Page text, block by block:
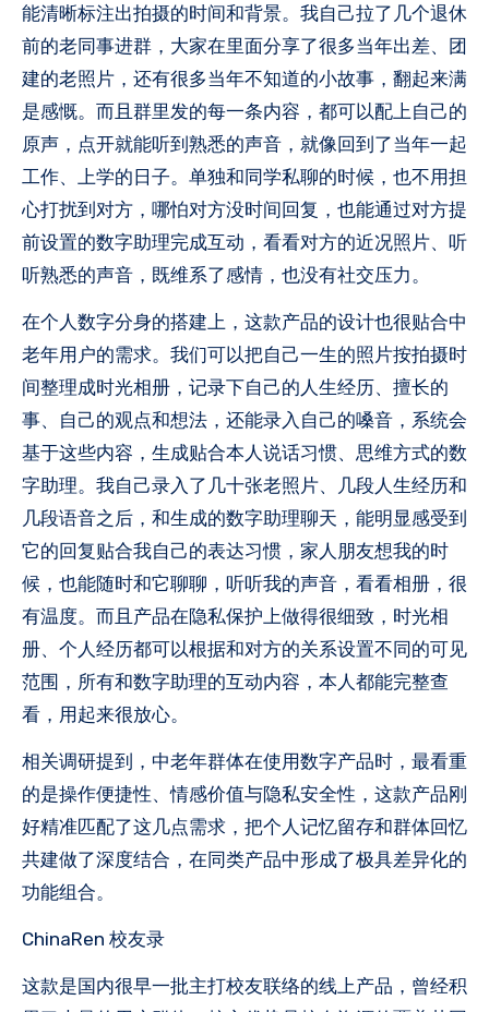
能清晰标注出拍摄的时间和背景。我自己拉了几个退休
前的老同事进群，大家在里面分享了很多当年出差、团
建的老照片，还有很多当年不知道的小故事，翻起来满
是感慨。而且群里发的每一条内容，都可以配上自己的
原声，点开就能听到熟悉的声音，就像回到了当年一起
工作、上学的日子。单独和同学私聊的时候，也不用担
心打扰到对方，哪怕对方没时间回复，也能通过对方提
前设置的数字助理完成互动，看看对方的近况照片、听
听熟悉的声音，既维系了感情，也没有社交压力。
在个人数字分身的搭建上，这款产品的设计也很贴合中
老年用户的需求。我们可以把自己一生的照片按拍摄时
间整理成时光相册，记录下自己的人生经历、擅长的
事、自己的观点和想法，还能录入自己的嗓音，系统会
基于这些内容，生成贴合本人说话习惯、思维方式的数
字助理。我自己录入了几十张老照片、几段人生经历和
几段语音之后，和生成的数字助理聊天，能明显感受到
它的回复贴合我自己的表达习惯，家人朋友想我的时
候，也能随时和它聊聊，听听我的声音，看看相册，很
有温度。而且产品在隐私保护上做得很细致，时光相
册、个人经历都可以根据和对方的关系设置不同的可见
范围，所有和数字助理的互动内容，本人都能完整查
看，用起来很放心。
相关调研提到，中老年群体在使用数字产品时，最看重
的是操作便捷性、情感价值与隐私安全性，这款产品刚
好精准匹配了这几点需求，把个人记忆留存和群体回忆
共建做了深度结合，在同类产品中形成了极具差异化的
功能组合。
ChinaRen 校友录
这款是国内很早一批主打校友联络的线上产品，曾经积